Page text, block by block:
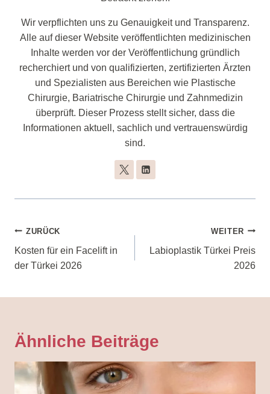
Wir verpflichten uns zu Genauigkeit und Transparenz.
Alle auf dieser Website veröffentlichten medizinischen
Inhalte werden vor der Veröffentlichung gründlich
recherchiert und von qualifizierten, zertifizierten Ärzten
und Spezialisten aus Bereichen wie Plastische
Chirurgie, Bariatrische Chirurgie und Zahnmedizin
überprüft. Dieser Prozess stellt sicher, dass die
Informationen aktuell, sachlich und vertrauenswürdig
sind.
Beitragsnavigation
ZURÜCK
Kosten für ein Facelift in
der Türkei 2026
WEITER
Labioplastik Türkei Preis
2026
Ähnliche Beiträge